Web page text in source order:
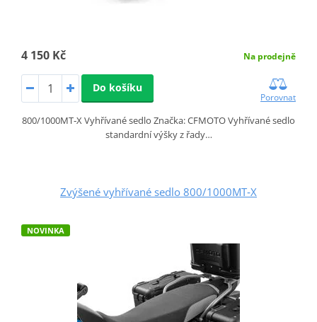
4 150 Kč Na prodejně
Do košíku
Porovnat
800/1000MT‑X Vyhřívané sedlo Značka: CFMOTO Vyhřívané sedlo
standardní výšky z řady…
Zvýšené vyhřívané sedlo 800/1000MT‑X
NOVINKA